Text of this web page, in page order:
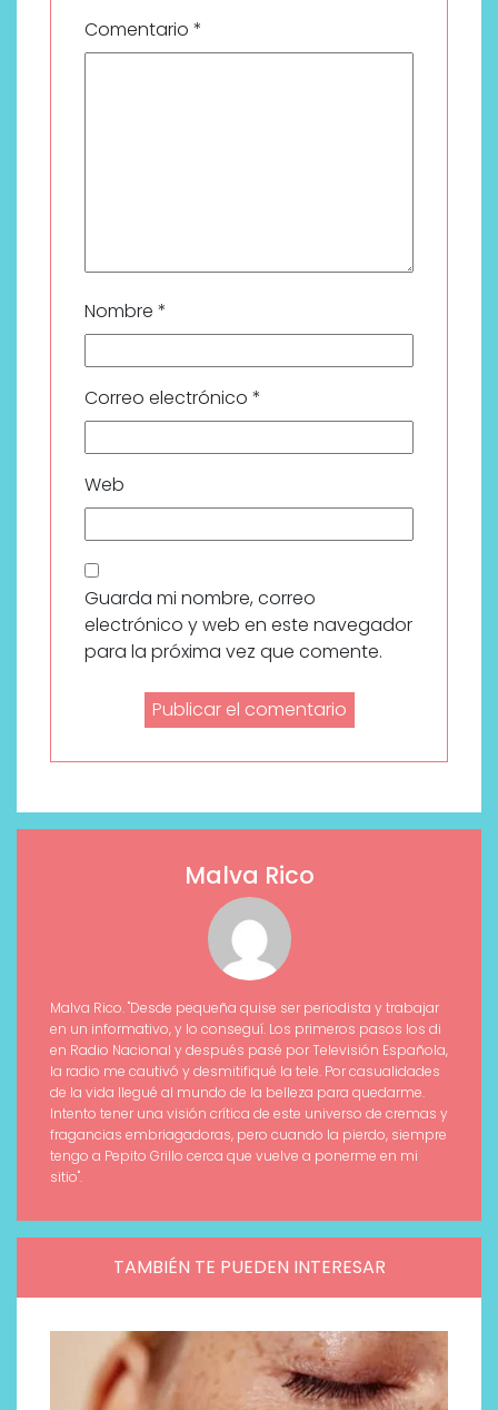
Comentario *
Nombre *
Correo electrónico *
Web
Guarda mi nombre, correo
electrónico y web en este navegador
para la próxima vez que comente.
Malva Rico
Malva Rico. "Desde pequeña quise ser periodista y trabajar
en un informativo, y lo conseguí. Los primeros pasos los di
en Radio Nacional y después pasé por Televisión Española,
la radio me cautivó y desmitifiqué la tele. Por casualidades
de la vida llegué al mundo de la belleza para quedarme.
Intento tener una visión crítica de este universo de cremas y
fragancias embriagadoras, pero cuando la pierdo, siempre
tengo a Pepito Grillo cerca que vuelve a ponerme en mi
sitio".
TAMBIÉN TE PUEDEN INTERESAR